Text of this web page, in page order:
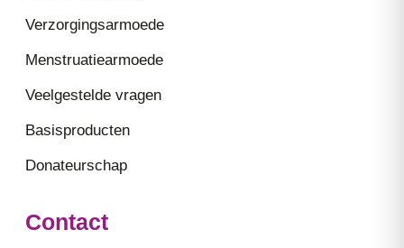
Verzorgingsarmoede
Menstruatiearmoede
Veelgestelde vragen
Basisproducten
Donateurschap
Contact